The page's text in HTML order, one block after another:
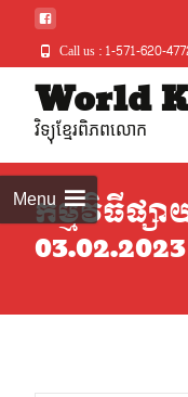
Call us : 1-571-620-
World
វិទ្យុខ្មែរពិភពលោក
Menuកម្មវិធីផ្សា
03.02.2023